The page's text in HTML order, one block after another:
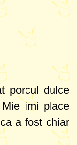
porcul dulce
imi place
a fost chiar